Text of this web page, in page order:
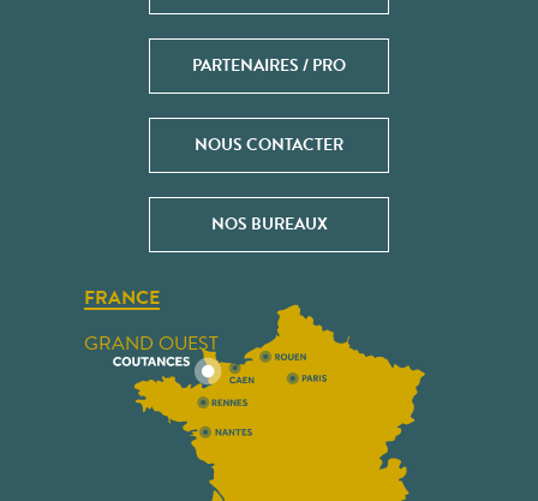
PARTENAIRES / PRO
NOUS CONTACTER
NOS BUREAUX
FRANCE
GRAND OUEST